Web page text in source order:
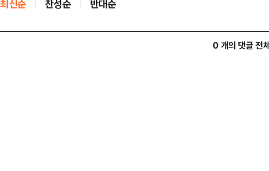
최신순 찬성순 반대순
0 개의 댓글 전